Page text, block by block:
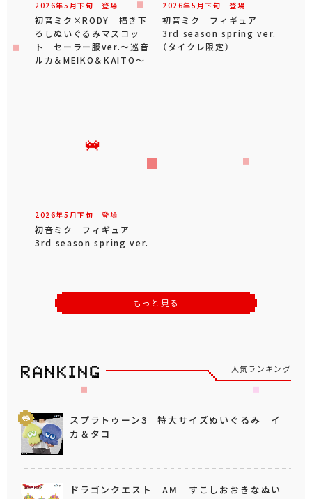
2026年5 月下旬 登場
初音ミク×RODY 描き下
ろしぬいぐるみマスコッ
ト セーラー服ver.～巡音
ルカ＆MEIKO＆KAITO～
2026年5 月下旬 登場
初音ミク フィギュア
3rd season spring ver.
（タイクレ限定）
2026年5 月下旬 登場
初音ミク フィギュア
3rd season spring ver.
もっと見る
人気ランキング
スプラトゥーン3 特大サイズぬいぐるみ イ
カ＆タコ
ドラゴンクエスト AM すこしおおきなぬい